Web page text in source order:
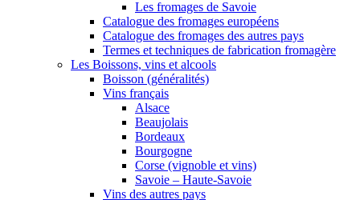
Les fromages de Savoie
Catalogue des fromages européens
Catalogue des fromages des autres pays
Termes et techniques de fabrication fromagère
Les Boissons, vins et alcools
Boisson (généralités)
Vins français
Alsace
Beaujolais
Bordeaux
Bourgogne
Corse (vignoble et vins)
Savoie – Haute-Savoie
Vins des autres pays